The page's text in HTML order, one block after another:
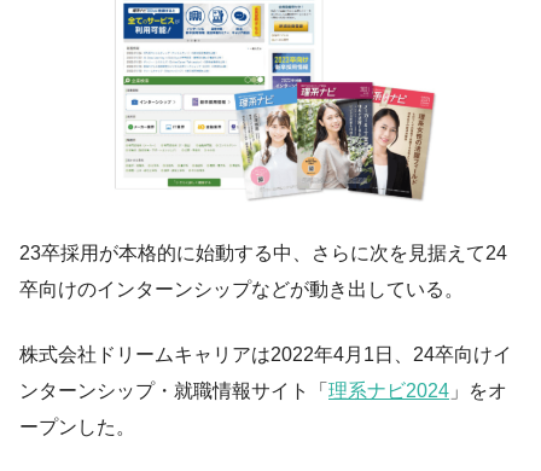
23卒採用が本格的に始動する中、さらに次を見据えて24
卒向けのインターンシップなどが動き出している。
株式会社ドリームキャリアは2022年4月1日、24卒向けイ
ンターンシップ・就職情報サイト「 理系ナビ2024 」をオ
ープンした。